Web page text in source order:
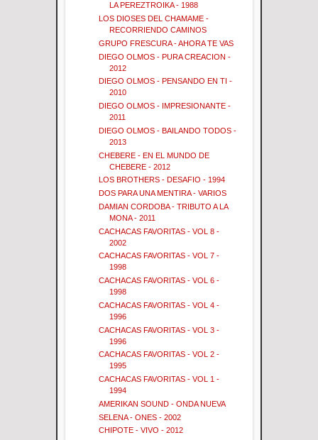
LA PEREZTROIKA - 1988
LOS DIOSES DEL CHAMAME -
RECORRIENDO CAMINOS
GRUPO FRESCURA - AHORA TE VAS
DIEGO OLMOS - PURA CREACION -
2012
DIEGO OLMOS - PENSANDO EN TI -
2010
DIEGO OLMOS - IMPRESIONANTE -
2011
DIEGO OLMOS - BAILANDO TODOS -
2013
CHEBERE - EN EL MUNDO DE
CHEBERE - 2012
LOS BROTHERS - DESAFIO - 1994
DOS PARA UNA MENTIRA - VARIOS
DAMIAN CORDOBA - TRIBUTO A LA
MONA - 2011
CACHACAS FAVORITAS - VOL 8 -
2002
CACHACAS FAVORITAS - VOL 7 -
1998
CACHACAS FAVORITAS - VOL 6 -
1998
CACHACAS FAVORITAS - VOL 4 -
1996
CACHACAS FAVORITAS - VOL 3 -
1996
CACHACAS FAVORITAS - VOL 2 -
1995
CACHACAS FAVORITAS - VOL 1 -
1994
AMERIKAN SOUND - ONDA NUEVA
SELENA - ONES - 2002
CHIPOTE - VIVO - 2012